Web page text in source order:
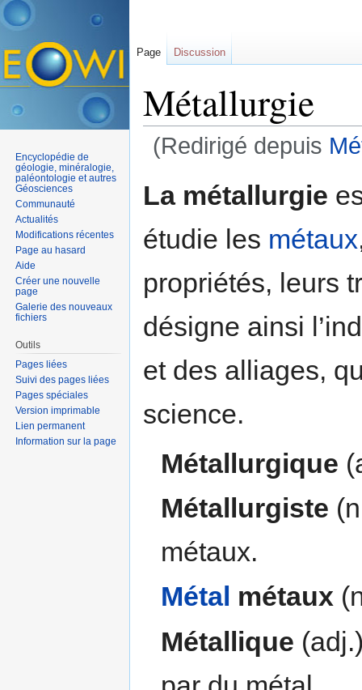
Métallurgie
(Redirigé depuis
La métallurgie
étudie les métaux
propriétés, leurs
désigne ainsi
et des alliages,
science.
Métallurgique
Métallurgiste
métaux.
Métal métaux
Métallique
Page Discussion
Encyclopédie de
géologie, minéralogie,
paléontologie et autres
Géosciences
Communauté
Actualités
Modifications récentes
Page au hasard
Aide
Créer une nouvelle
page
Galerie des nouveaux
fichiers
Outils
Pages liées
Suivi des pages liées
Pages spéciales
Version imprimable
Lien permanent
Information sur la page